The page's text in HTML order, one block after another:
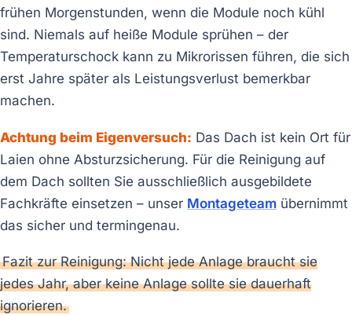
frühen Morgenstunden, wenn die Module noch kühl
sind. Niemals auf heiße Module sprühen – der
Temperaturschock kann zu Mikrorissen führen, die sich
erst Jahre später als Leistungsverlust bemerkbar
machen.
Achtung beim Eigenversuch: Das Dach ist kein Ort für
Laien ohne Absturzsicherung. Für die Reinigung auf
dem Dach sollten Sie ausschließlich ausgebildete
Fachkräfte einsetzen – unser Montageteam übernimmt
das sicher und termingenau.
Fazit zur Reinigung: Nicht jede Anlage braucht sie
jedes Jahr, aber keine Anlage sollte sie dauerhaft
ignorieren.